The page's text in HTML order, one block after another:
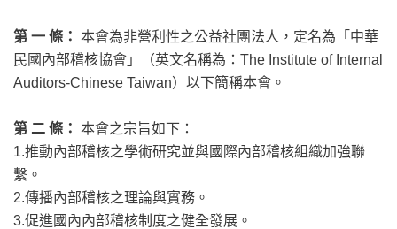
第 一 條： 本會為非營利性之公益社團法人，定名為「中華
民國內部稽核協會」（英文名稱為：The Institute of Internal
Auditors-Chinese Taiwan）以下簡稱本會。
第 二 條： 本會之宗旨如下：
1.推動內部稽核之學術研究並與國際內部稽核組織加強聯
繫。
2.傳播內部稽核之理論與實務。
3.促進國內內部稽核制度之健全發展。